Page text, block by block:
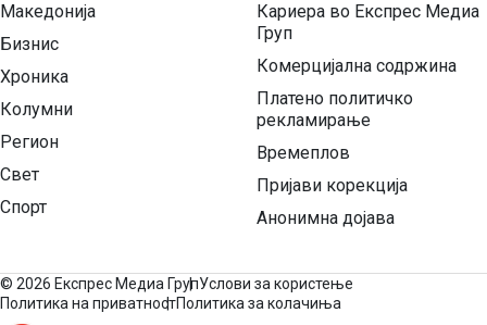
Македонија
Бизнис
Хроника
Колумни
Регион
Свет
Спорт
Кариера во Експрес Медиа
Груп
Комерцијална содржина
Платено политичко
рекламирање
Времеплов
Пријави корекција
Анонимна дојава
© 2026 Експрес Медиа ГрупУслови за користење
Политика на приватностПолитика за колачиња